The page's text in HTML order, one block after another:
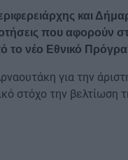
και
που αφορούν
το νέο Εθνικό
για την
στόχο την βελτίωση